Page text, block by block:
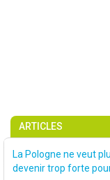
ARTICLES
La Pologne ne veut
devenir trop forte